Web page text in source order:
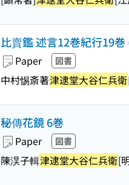
比賣鑑 述言12巻紀行19
Paper 図書
中村惕斎著津逮堂大谷仁兵衛
秘傳花鏡 6巻
Paper 図書
陳淏子輯津逮堂大谷仁兵衛[